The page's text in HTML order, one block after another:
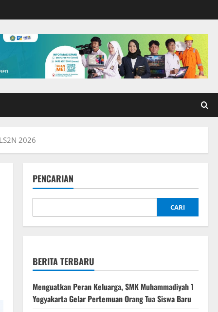
2026
PENCARIAN
CARI
BERITA TERBARU
Menguatkan Peran Keluarga, SMK Muhammadiyah 1
Yogyakarta Gelar Pertemuan Orang Tua Siswa Baru